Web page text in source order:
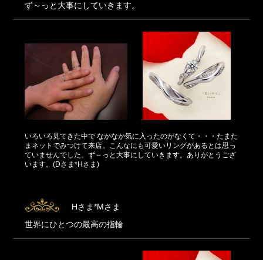
ず～っと大事にしていきます。
いろいろ見てきた中で なかなか気に入ったのがなくて・・・たまた
まネットでみつけて来店。こんなにも可愛いリングがあるとは思っ
ていませんでした。ず～っと大事にしていきます。ありがとうござ
います。(Dさま*Hさま)
Hさま*Mさま
世界にひとつの最高の指輪